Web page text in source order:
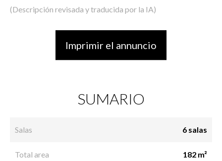
(Descripción revisada y traducida por la IA)
Imprimir el annuncio
SUMARIO
Salas 6 salas
Total area 182 m²